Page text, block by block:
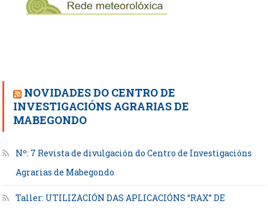
NOVIDADES DO CENTRO DE
INVESTIGACIÓNS AGRARIAS DE
MABEGONDO
Nº: 7 Revista de divulgación do Centro de Investigacións
Agrarias de Mabegondo
Taller: UTILIZACIÓN DAS APLICACIÓNS “RAX” DE